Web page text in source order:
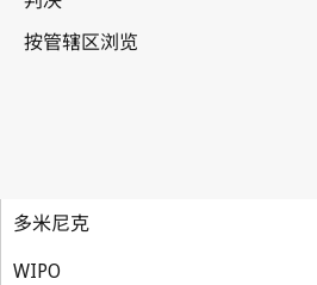
多米尼克
WIPO